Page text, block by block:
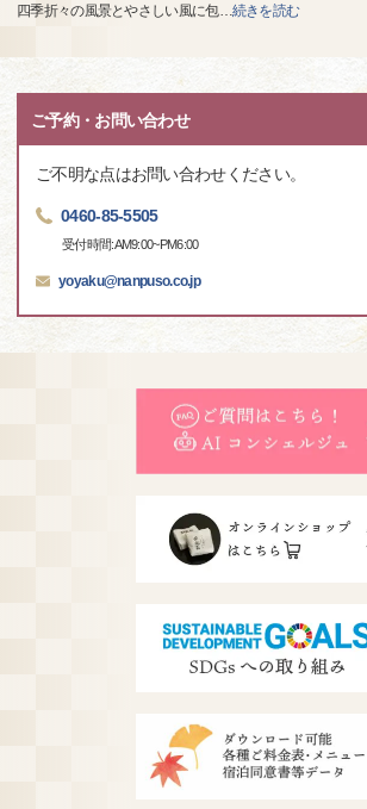
四季折々の風景とやさしい風に包… 続きを読む
ご予約・お問い合わせ
ご不明な点はお問い合わせください。
0460-85-5505
受付時間:AM9:00~PM6:00
yoyaku@nanpuso.co.jp